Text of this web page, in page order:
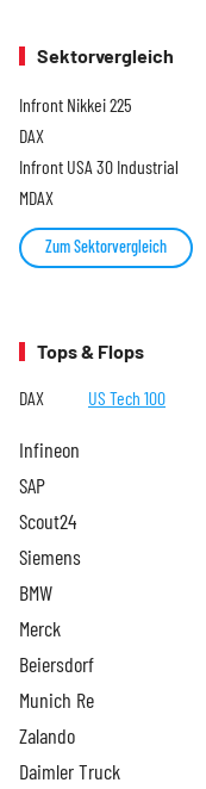
Sektorvergleich
Infront Nikkei 225
DAX
Infront USA 30 Industrial
MDAX
Zum Sektorvergleich
Tops & Flops
DAX US Tech 100
Infineon
SAP
Scout24
Siemens
BMW
Merck
Beiersdorf
Munich Re
Zalando
Daimler Truck